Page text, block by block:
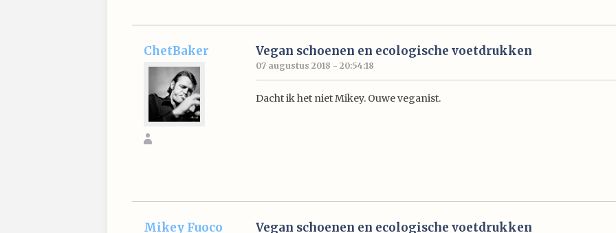
ChetBaker Vegan schoenen en ecologische voetdrukken
07 augustus 2018 - 20:54:18
Dacht ik het niet Mikey. Ouwe veganist.
Mikey Fuoco Vegan schoenen en ecologische voetdrukken